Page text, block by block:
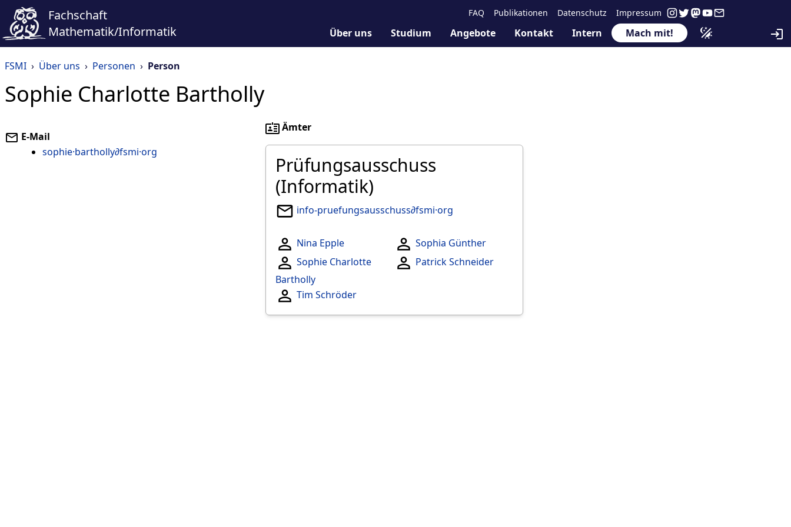
Fachschaft
Mathematik/Informatik
Über uns Studium Angebote Kontakt Intern Mach mit!
FAQ Publikationen Datenschutz Impressum
FSMI › Über uns › Personen › Person
Sophie Charlotte Bartholly
E-Mail
sophie·bartholly∂fsmi·org
Ämter
Prüfungsausschuss
(Informatik)
info-pruefungsausschuss∂fsmi·org
Nina Epple
Sophia Günther
Sophie Charlotte
Bartholly
Patrick Schneider
Tim Schröder